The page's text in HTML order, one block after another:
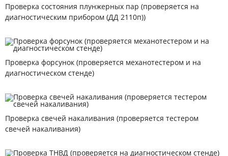
Проверка состояния плунжерных пар (проверяется на
диагностическим прибором (ДД 2110п))
Проверка форсунок (проверяется механотестером и на
диагностическом стенде)
Проверка свечей накаливания (проверяется тестером
свечей накаливания)